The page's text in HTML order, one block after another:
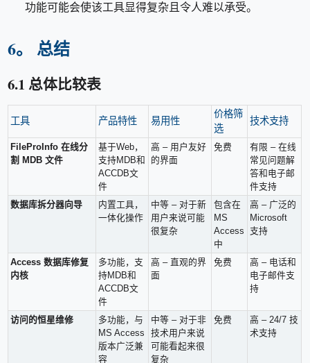
功能可能会使该工具显得复杂且令人难以承受。
6。 总结
6.1 总体比较表
工具 产品特性 易用性
价格筛
选
技术支持
FileProInfo 在线分
割 MDB 文件
基于Web，
支持MDB和
ACCDB文
件
高 – 用户友好
的界面
免费
有限 – 在线
常见问题解
答和电子邮
件支持
数据库拆分器向导
内置工具，
一体化操作
中等 – 对于新
用户来说可能
很复杂
包含在
MS
Access
中
高 – 广泛的
Microsoft
支持
Access 数据库修复
内核
多功能，支
持MDB和
ACCDB文
件
高 – 直观的界
面
免费
高 – 电话和
电子邮件支
持
访问的恒星维修
多功能，与
MS Access
版本广泛兼
容
中等 – 对于非
技术用户来说
可能看起来很
复杂
免费
高 – 24/7 技
术支持